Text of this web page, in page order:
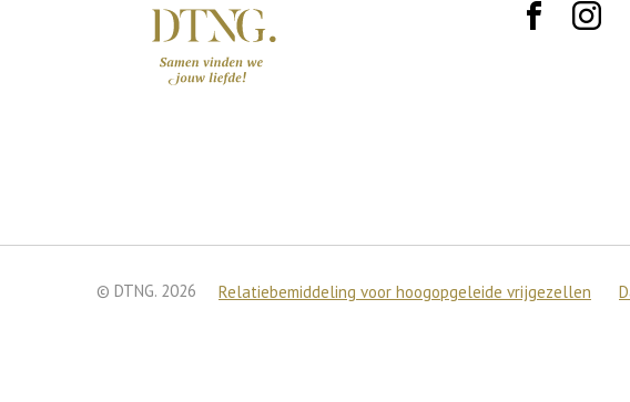
brand10 brand12
© DTNG. 2026 Relatiebemiddeling voor hoogopgeleide vrijgezellen
We gebruiken cookies om je de beste